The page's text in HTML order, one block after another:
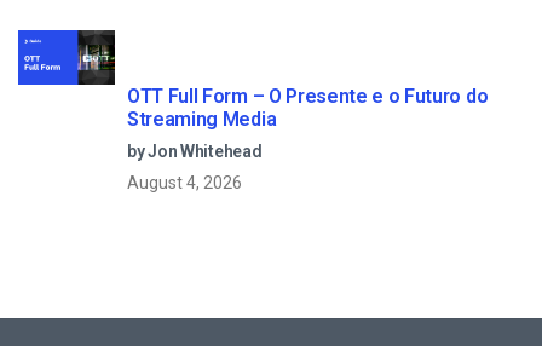
OTT Full Form – O Presente e o Futuro do
Streaming Media
by Jon Whitehead
August 4, 2026